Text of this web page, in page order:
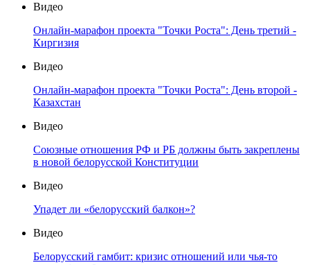
Видео
Онлайн-марафон проекта "Точки Роста": День третий -
Киргизия
Видео
Онлайн-марафон проекта "Точки Роста": День второй -
Казахстан
Видео
Союзные отношения РФ и РБ должны быть закреплены
в новой белорусской Конституции
Видео
Упадет ли «белорусский балкон»?
Видео
Белорусский гамбит: кризис отношений или чья-то